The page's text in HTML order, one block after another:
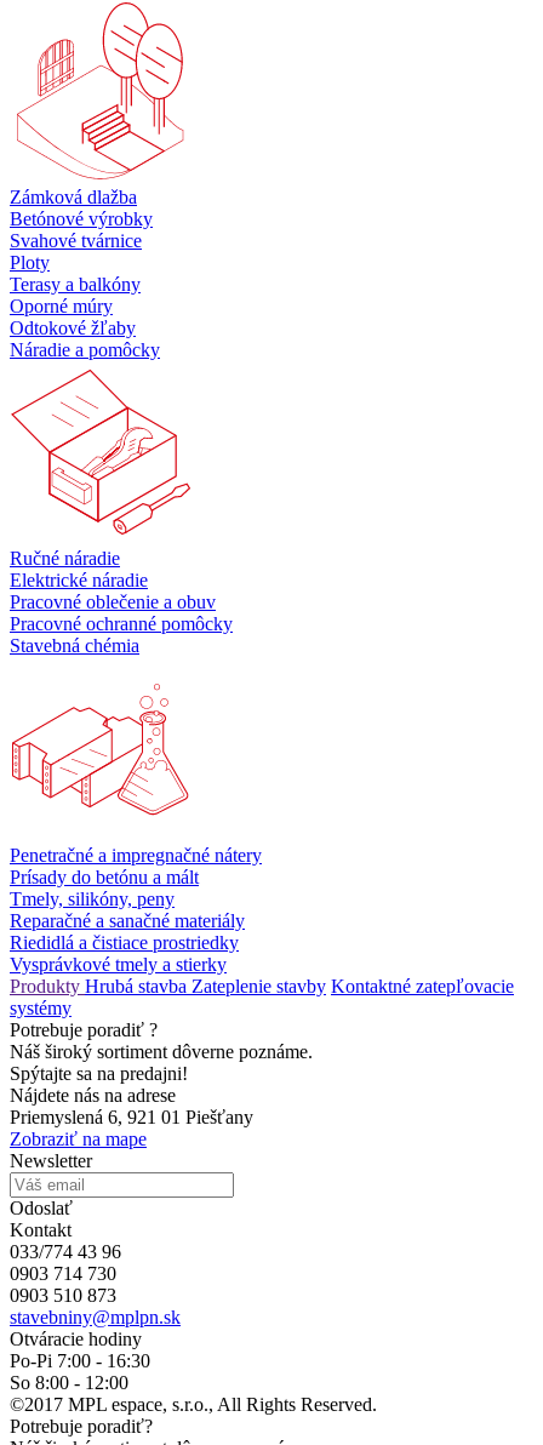
Zámková dlažba
Betónové výrobky
Svahové tvárnice
Ploty
Terasy a balkóny
Oporné múry
Odtokové žľaby
Náradie a pomôcky
Ručné náradie
Elektrické náradie
Pracovné oblečenie a obuv
Pracovné ochranné pomôcky
Stavebná chémia
Penetračné a impregnačné nátery
Prísady do betónu a mált
Tmely, silikóny, peny
Reparačné a sanačné materiály
Riedidlá a čistiace prostriedky
Vysprávkové tmely a stierky
Produkty Hrubá stavba Zateplenie stavby Kontaktné zatepľovacie
systémy
Potrebuje poradiť ?
Náš široký sortiment dôverne poznáme.
Spýtajte sa na predajni!
Nájdete nás na adrese
Priemyslená 6, 921 01 Piešťany
Zobraziť na mape
Newsletter
Odoslať
Kontakt
033/774 43 96
0903 714 730
0903 510 873
stavebniny@mplpn.sk
Otváracie hodiny
Po-Pi 7:00 - 16:30
So 8:00 - 12:00
©2017 MPL espace, s.r.o., All Rights Reserved.
Potrebuje poradiť?